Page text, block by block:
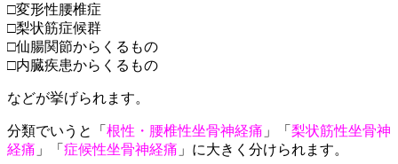
□変形性腰椎症
□梨状筋症候群
□仙腸関節からくるもの
□内臓疾患からくるもの
などが挙げられます。
分類でいうと「 根性・腰椎性坐骨神経痛 」「 梨状筋性坐骨神
経痛 」「 症候性坐骨神経痛 」に大きく分けられます。